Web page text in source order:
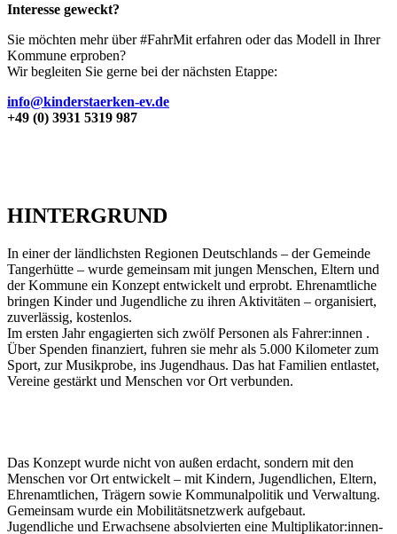
Interesse geweckt?
Sie möchten mehr über #FahrMit erfahren oder das Modell in Ihrer
Kommune erproben?
Wir begleiten Sie gerne bei der nächsten Etappe:
info@kinderstaerken-ev.de
+49 (0) 3931 5319 987
HINTERGRUND
In einer der ländlichsten Regionen Deutschlands – der Gemeinde
Tangerhütte – wurde gemeinsam mit jungen Menschen, Eltern und
der Kommune ein Konzept entwickelt und erprobt. Ehrenamtliche
bringen Kinder und Jugendliche zu ihren Aktivitäten – organisiert,
zuverlässig, kostenlos.
Im ersten Jahr engagierten sich zwölf Personen als Fahrer:innen .
Über Spenden finanziert, fuhren sie mehr als 5.000 Kilometer zum
Sport, zur Musikprobe, ins Jugendhaus. Das hat Familien entlastet,
Vereine gestärkt und Menschen vor Ort verbunden.
Das Konzept wurde nicht von außen erdacht, sondern mit den
Menschen vor Ort entwickelt – mit Kindern, Jugendlichen, Eltern,
Ehrenamtlichen, Trägern sowie Kommunalpolitik und Verwaltung.
Gemeinsam wurde ein Mobilitätsnetzwerk aufgebaut.
Jugendliche und Erwachsene absolvierten eine Multiplikator:innen-